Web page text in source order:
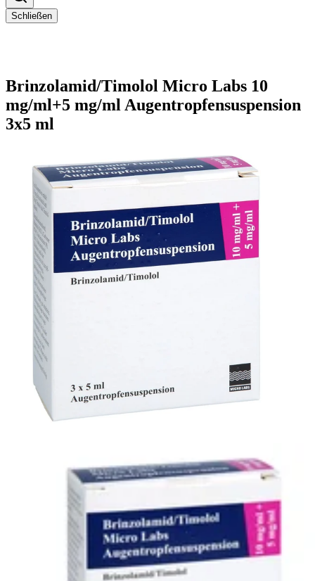
Schließen
Brinzolamid/Timolol Micro Labs 10
mg/ml+5 mg/ml Augentropfensuspension
3x5 ml